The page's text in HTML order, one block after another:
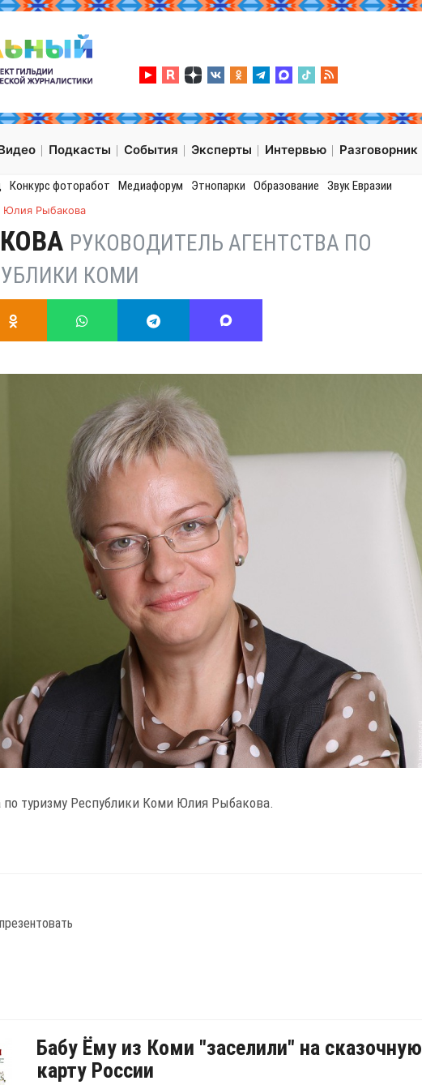
Подкасты События Эксперты Интервью Разговорник
Конкурс фоторабот Медиафорум Этнопарки Образование Звук Евразии
Юлия Рыбакова
РУКОВОДИТЕЛЬ АГЕНТСТВА ПО
КОМИ
по туризму Республики Коми Юлия Рыбакова.
Бабу Ёму из Коми "заселили" на сказочную
карту России